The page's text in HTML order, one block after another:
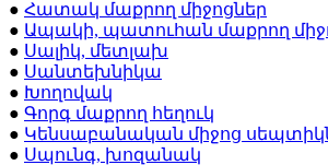
● Հատակ մաքրող միջոցներ
● Ապակի, պատուհան մաքրող
● Սալիկ, մետլախ
● Սանտեխնիկա
● Խողովակ
● Գորգ մաքրող հեղուկ
● Կենսաբանական միջոց
● Սպունգ, խոզանակ